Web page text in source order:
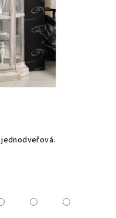
jednodveřová.